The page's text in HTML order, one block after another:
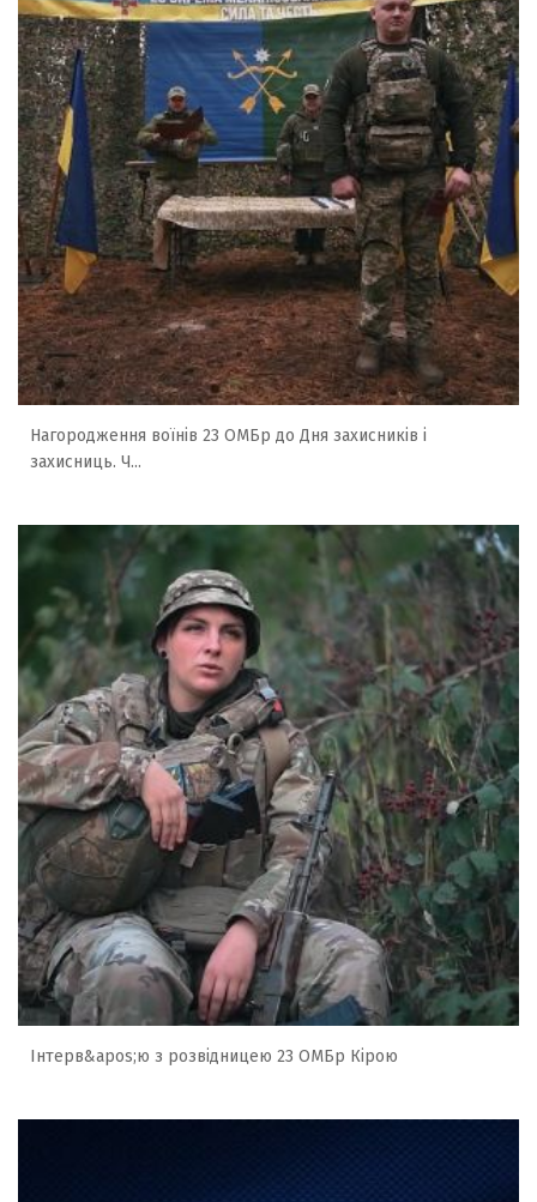
Нагородження воїнів 23 ОМБр до Дня захисників і
захисниць. Ч...
Інтерв&apos;ю з розвідницею 23 ОМБр Кірою